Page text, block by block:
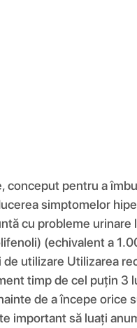
pentru a
simptomelor
cu probleme
(echivalent a
utilizare Utilizarea
timp de cel puțin
de a începe
important să luați